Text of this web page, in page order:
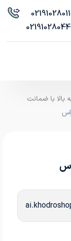
02191028011
02191028044
شاپ، خرید و فروش خودرو اقساطی مدل ۹۰ به بالا با ضمانت